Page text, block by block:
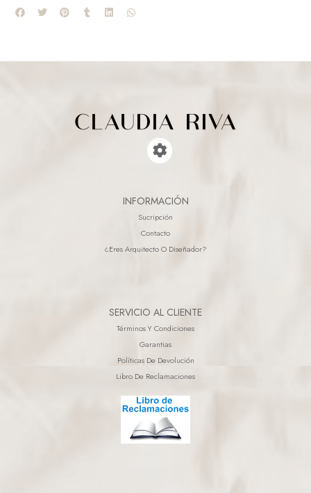
INFORMACIÓN
Sucripción
Contacto
¿eres Arquitecto O Diseñador?
SERVICIO AL CLIENTE
Términos Y Condiciones
Garantias
Políticas De Devolución
Libro De Reclamaciones